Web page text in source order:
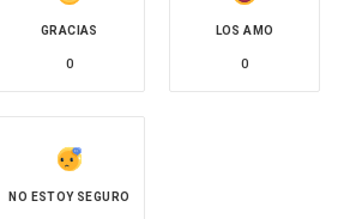
GRACIAS
0
LOS AMO
0
NO ESTOY SEGURO